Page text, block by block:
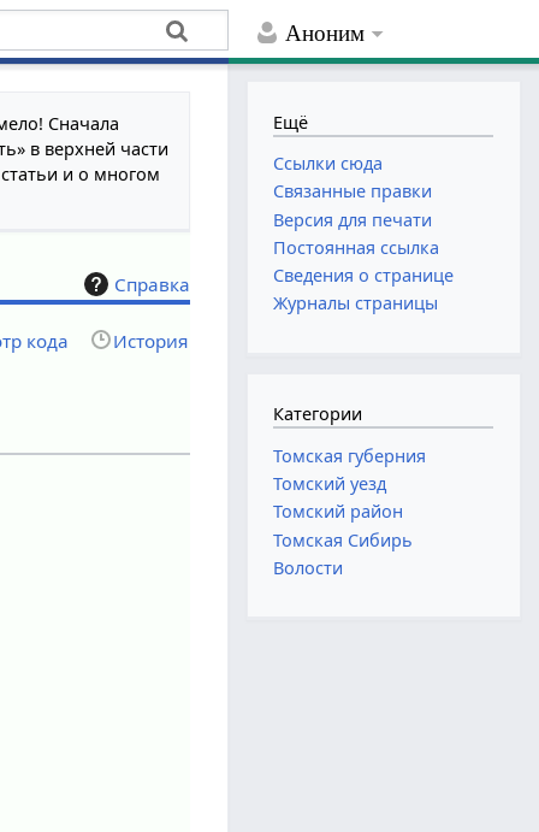
Аноним
Сначала
в верхней части
и о многом
Справка
кода История
Ещё
Ссылки сюда
Связанные правки
Версия для печати
Постоянная ссылка
Сведения о странице
Журналы страницы
Категории
Томская губерния
Томский уезд
Томский район
Томская Сибирь
Волости